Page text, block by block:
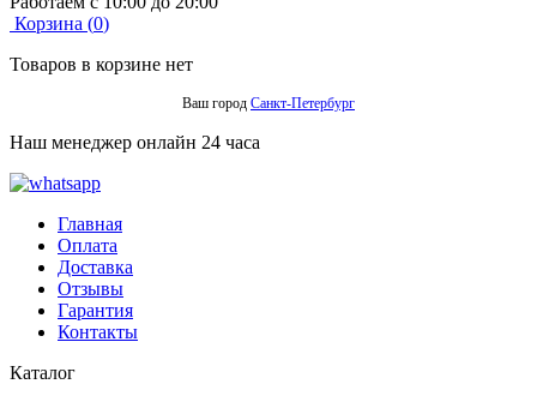
Корзина (0)
Товаров в корзине нет
Ваш город Санкт-Петербург
Наш менеджер онлайн 24 часа
Главная
Оплата
Доставка
Отзывы
Гарантия
Контакты
Каталог